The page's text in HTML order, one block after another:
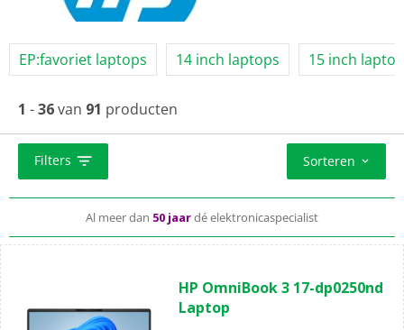
EP:favoriet laptops 14 inch laptops 15 inch
1 -36van 91 producten
Filters Sorteren
Je laptop wordt
Vobis-repair helpt je bij schade buiten garantie
Al meer dan dé elektronicaspecialist
van
de
HP OmniBook 3 17-dp0250nd
Laptop